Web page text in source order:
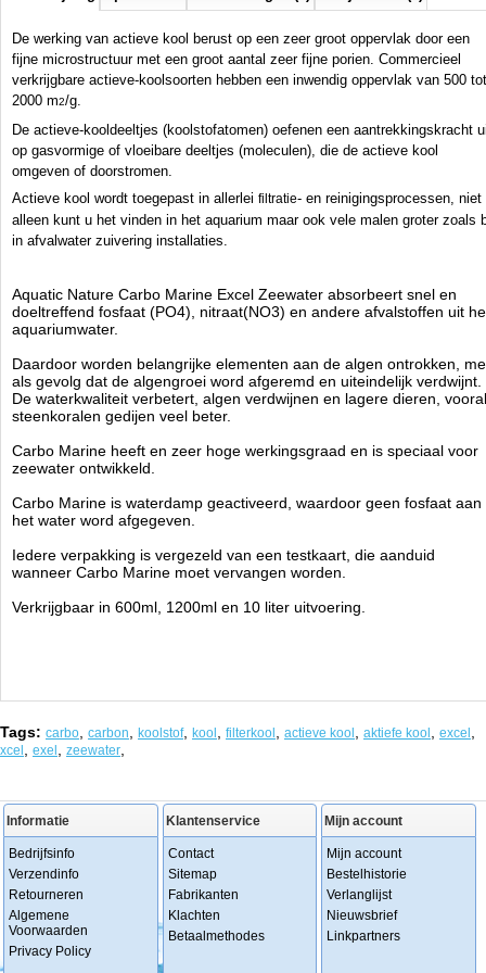
Manufactured by:Aquatic Nature
Model:AN-07314
Product ID:5413946073147
4.5149 24.94
De werking van actieve kool berust op een zeer groot oppervlak door een
fijne microstructuur met een groot aantal zeer fijne porien. Commercieel
verkrijgbare actieve-koolsoorten hebben een inwendig oppervlak van 500 tot
2000 m2/g.
De actieve-kooldeeltjes (koolstofatomen) oefenen een aantrekkingskracht
op gasvormige of vloeibare deeltjes (moleculen), die de actieve kool
omgeven of doorstromen.
Actieve kool wordt toegepast in allerlei filtratie- en reinigingsprocessen, niet
alleen kunt u het vinden in het aquarium maar ook vele malen groter zoals
in afvalwater zuivering installaties.
Aquatic Nature Carbo Marine Excel Zeewater absorbeert snel en
doeltreffend fosfaat (PO4), nitraat(NO3) en andere afvalstoffen uit
aquariumwater.
Daardoor worden belangrijke elementen aan de algen ontrokken,
als gevolg dat de algengroei word afgeremd en uiteindelijk verdwijnt.
De waterkwaliteit verbetert, algen verdwijnen en lagere dieren, vooral
steenkoralen gedijen veel beter.
Carbo Marine heeft en zeer hoge werkingsgraad en is speciaal voor
zeewater ontwikkeld.
Carbo Marine is waterdamp geactiveerd, waardoor geen fosfaat aan
het water word afgegeven.
Iedere verpakking is vergezeld van een testkaart, die aanduid
wanneer Carbo Marine moet vervangen worden.
Verkrijgbaar in 600ml, 1200ml en 10 liter uitvoering.
Tags: carbo carbon koolstof, kool filterkool actieve kool aktiefe kool excel
xcel exel zeewater
Informatie
Bedrijfsinfo
Verzendinfo
Retourneren
Algemene
Voorwaarden
Privacy Policy
Klantenservice
Contact
Sitemap
Fabrikanten
Klachten
Betaalmethodes
Mijn account
Mijn account
Bestelhistorie
Verlanglijst
Nieuwsbrief
Linkpartners